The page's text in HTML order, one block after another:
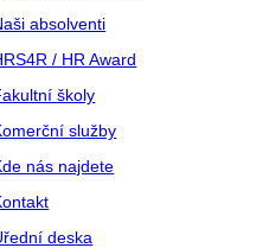
absolventi
/ HR Award
školy
služby
nás najdete
deska